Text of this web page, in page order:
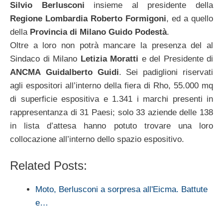
Silvio Berlusconi insieme al presidente della
Regione Lombardia Roberto Formigoni, ed a quello
della Provincia di Milano Guido Podestà.
Oltre a loro non potrà mancare la presenza del al
Sindaco di Milano Letizia Moratti e del Presidente di
ANCMA Guidalberto Guidi. Sei padiglioni riservati
agli espositori all’interno della fiera di Rho, 55.000 mq
di superficie espositiva e 1.341 i marchi presenti in
rappresentanza di 31 Paesi; solo 33 aziende delle 138
in lista d’attesa hanno potuto trovare una loro
collocazione all’interno dello spazio espositivo.
Related Posts:
Moto, Berlusconi a sorpresa all'Eicma. Battute
e…